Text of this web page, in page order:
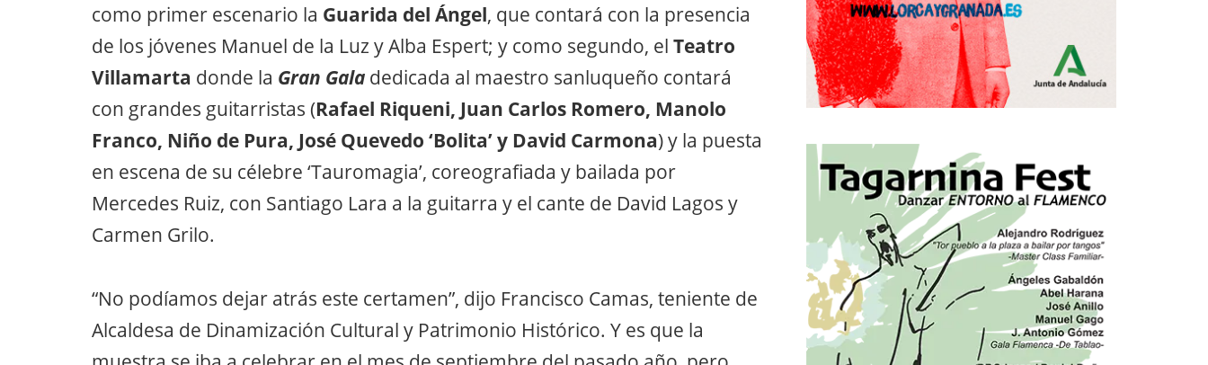
como primer escenario la Guarida del Ángel, que contará con la presencia
de los jóvenes Manuel de la Luz y Alba Espert; y como segundo, el Teatro
Villamarta donde la Gran Gala dedicada al maestro sanluqueño contará
con grandes guitarristas (Rafael Riqueni, Juan Carlos Romero, Manolo
Franco, Niño de Pura, José Quevedo ‘Bolita’ y David Carmona) y la puesta
en escena de su célebre ‘Tauromagia’, coreografiada y bailada por
Mercedes Ruiz, con Santiago Lara a la guitarra y el cante de David Lagos y
Carmen Grilo.
“No podíamos dejar atrás este certamen”, dijo Francisco Camas, teniente de
Alcaldesa de Dinamización Cultural y Patrimonio Histórico. Y es que la